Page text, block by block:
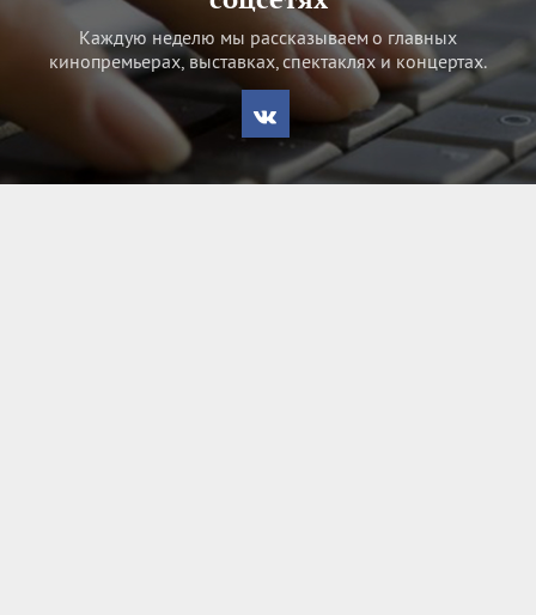
Каждую неделю мы рассказываем о главных
кинопремьерах, выставках, спектаклях и концертах.